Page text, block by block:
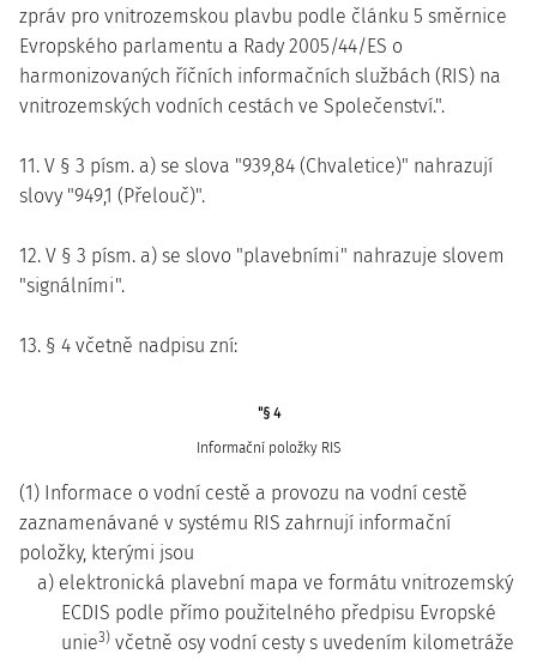
zpráv pro vnitrozemskou plavbu podle článku 5 směrnice
Evropského parlamentu a Rady 2005/44/ES o
harmonizovaných říčních informačních službách (RIS) na
vnitrozemských vodních cestách ve Společenství.".
11. V § 3 písm. a) se slova "939,84 (Chvaletice)" nahrazují
slovy "949,1 (Přelouč)".
12. V § 3 písm. a) se slovo "plavebními" nahrazuje slovem
"signálními".
13. § 4 včetně nadpisu zní:
"§ 4
Informační položky RIS
(1) Informace o vodní cestě a provozu na vodní cestě
zaznamenávané v systému RIS zahrnují informační
položky, kterými jsou
a) elektronická plavební mapa ve formátu vnitrozemský
ECDIS podle přímo použitelného předpisu Evropské
unie3) včetně osy vodní cesty s uvedením kilometráže